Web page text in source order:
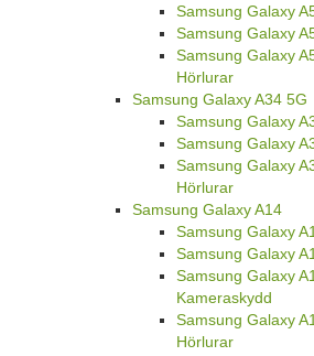
Samsung Galaxy
Samsung Galaxy
Samsung Galaxy
Hörlurar
Samsung Galaxy A34 5G
Samsung Galaxy
Samsung Galaxy
Samsung Galaxy
Hörlurar
Samsung Galaxy A14
Samsung Galaxy
Samsung Galaxy
Samsung Galaxy
Kameraskydd
Samsung Galaxy
Hörlurar